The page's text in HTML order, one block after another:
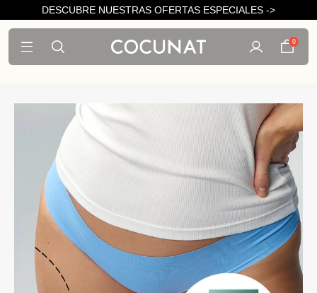
DESCUBRE NUESTRAS OFERTAS ESPECIALES ->
0